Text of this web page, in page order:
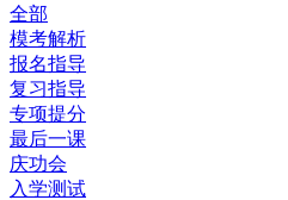
全部
模考解析
报名指导
复习指导
专项提分
最后一课
庆功会
入学测试